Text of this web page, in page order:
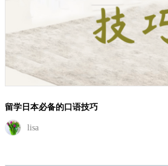
日本留学中的语言学习困扰
留学学长